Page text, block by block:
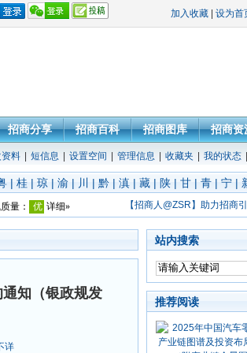
加入收藏 设为首
招商分享 招商百科 招商图库 招商资
料 短信息 设置空间 管理信息 收藏夹 我的状态
| 桂 | 琼 | 渝 | 川 | 黔 | 滇 | 藏 | 陕 | 甘 | 青 | 宁 |
【招商人@ZSR】助力招商
知（银政规发
详
站内搜索
推荐阅读